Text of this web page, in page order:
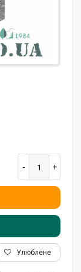
Улюблене